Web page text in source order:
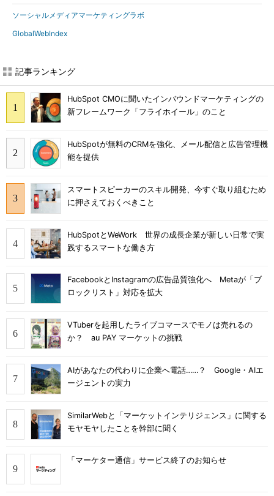
ソーシャルメディアマーケティングラボ
GlobalWebIndex
記事ランキング
HubSpot CMOに聞いたインバウンドマーケティングの
新フレームワーク「フライホイール」のこと
HubSpotが無料のCRMを強化、メール配信と広告管理機
能を提供
スマートスピーカーのスキル開発、今すぐ取り組むため
に押さえておくべきこと
HubSpotとWeWork 世界の成長企業が新しい日常で実
践するスマートな働き方
FacebookとInstagramの広告品質強化へ Metaが「ブ
ロックリスト」対応を拡大
VTuberを起用したライブコマースでモノは売れるの
か？ au PAY マーケットの挑戦
AIがあなたの代わりに企業へ電話……？ Google・AIエ
ージェントの実力
SimilarWebと「マーケットインテリジェンス」に関する
モヤモヤしたことを幹部に聞く
「マーケター通信」サービス終了のお知らせ